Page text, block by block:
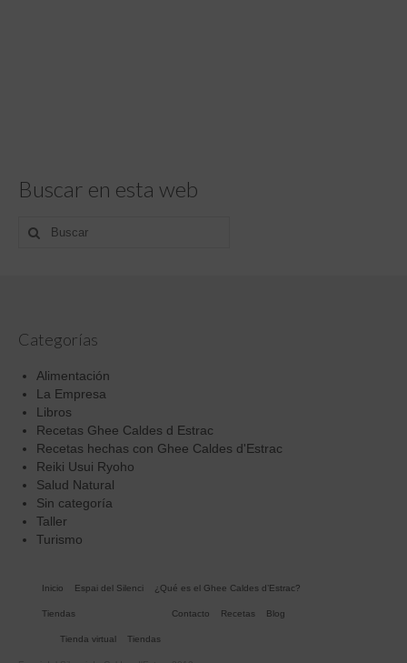
Buscar en esta web
Buscar
por:
Categorías
Alimentación
La Empresa
Libros
Recetas Ghee Caldes d Estrac
Recetas hechas con Ghee Caldes d'Estrac
Reiki Usui Ryoho
Salud Natural
Sin categoría
Taller
Turismo
Inicio Espai del Silenci ¿Qué es el Ghee Caldes d’Estrac?
Tiendas
Tienda virtual Tiendas
Contacto Recetas Blog